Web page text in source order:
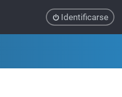
Identificarse